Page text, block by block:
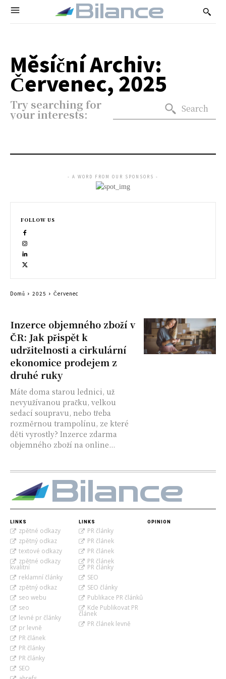
Bilance
Měsíční Archiv:
Červenec, 2025
Try searching for
your interests: Search
Inzerce objemného zboží v
ČR: Jak přispět k
udržitelnosti a cirkulární
ekonomice prodejem z
druhé ruky
Máte doma starou lednici, už
nevyužívanou pračku, velkou
sedací soupravu, nebo třeba
rozměrnou trampolínu, ze které
děti vyrostly? Inzerce zdarma
objemného zboží na online...
- A WORD FROM OUR SPONSORS -
FOLLOW US
Domů 2025 Červenec
Bilance
LINKS
zpětné odkazy
zpětný odkaz
textové odkazy
zpětné odkazy
kvalitní
reklamní články
zpětný odkaz
seo webu
seo
levné pr články
pr levně
PR článek
PR články
PR články
SEO
LINKS
PR články
PR článek
PR článek
PR článek
PR články
SEO
SEO články
Publikace PR článků
Kde Publikovat PR
článek
PR článek levně
OPINION